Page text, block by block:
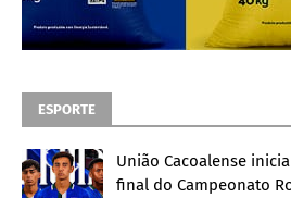
ESPORTE
União Cacoalense
final do Campeonato